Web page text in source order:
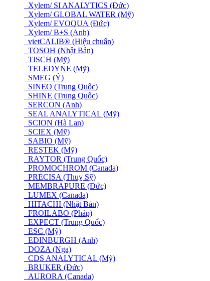
Xylem/ SI ANALYTICS (Đức)
Xylem/ GLOBAL WATER (Mỹ)
Xylem/ EVOQUA (Đức)
Xylem/ B+S (Anh)
vietCALIB® (Hiệu chuẩn)
TOSOH (Nhật Bản)
TISCH (Mỹ)
TELEDYNE (Mỹ)
SMEG (Ý)
SINEO (Trung Quốc)
SHINE (Trung Quốc)
SERCON (Anh)
SEAL ANALYTICAL (Mỹ)
SCION (Hà Lan)
SCIEX (Mỹ)
SABIO (Mỹ)
RESTEK (Mỹ)
RAYTOR (Trung Quốc)
PROMOCHROM (Canada)
PRECISA (Thuỵ Sỹ)
MEMBRAPURE (Đức)
LUMEX (Canada)
HITACHI (Nhật Bản)
FROILABO (Pháp)
EXPECT (Trung Quốc)
ESC (Mỹ)
EDINBURGH (Anh)
DOZA (Nga)
CDS ANALYTICAL (Mỹ)
BRUKER (Đức)
AURORA (Canada)